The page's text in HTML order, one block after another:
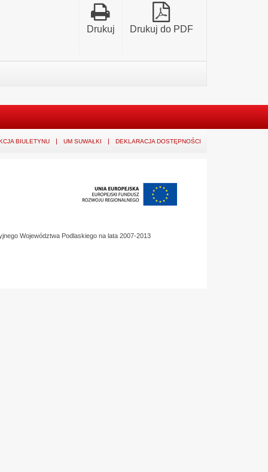
Drukuj do PDF
Drukuj
BIULETYNU UM SUWAŁKI DEKLARACJA DOSTĘPNOŚCI
Województwa Podlaskiego na lata 2007-2013